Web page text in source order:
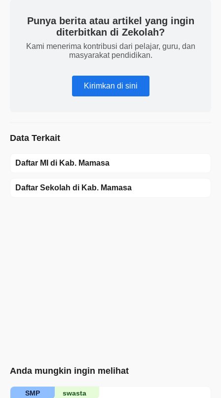
Punya berita atau artikel yang ingin
diterbitkan di Zekolah?
Kami menerima kontribusi dari pelajar, guru, dan
masyarakat pendidikan.
Kirimkan di sini
Data Terkait
Daftar MI di Kab. Mamasa
Daftar Sekolah di Kab. Mamasa
Anda mungkin ingin melihat
swasta
SMP